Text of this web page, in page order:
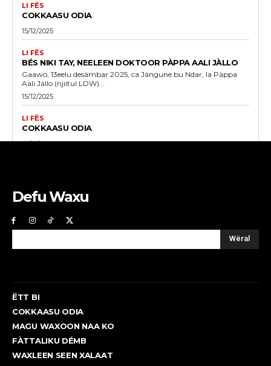
LI FËS
COKKAASU ODIA
15/12/2025
LI FËS
BÉS NIKI TAY, NEELEEN DOKTOOR PÀPPA AALI JÀLLO
Gaawo, 13eelu desàmbar 2025, ca Jàngune bu Ndar, la Pàppa
Aali Jàllo (njiitul LDW)...
15/12/2025
LI FËS
COKKAASU ODIA
08/12/2025
Defu Waxu
Wëral
ËTT BI
COKKAASU ODIA
MAGU WAXOON NAA KO
FÀTTALIKU DÉMB
WAXLEEN SEEN XALAAT